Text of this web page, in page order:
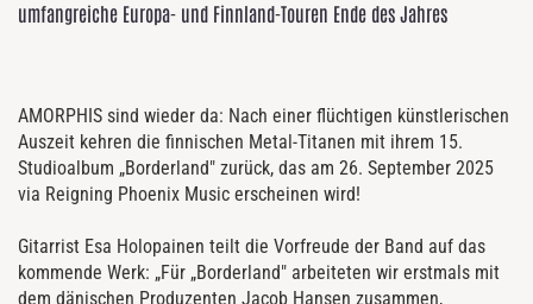
umfangreiche Europa- und Finnland-Touren Ende des Jahres
AMORPHIS sind wieder da: Nach einer flüchtigen künstlerischen
Auszeit kehren die finnischen Metal-Titanen mit ihrem 15.
Studioalbum „Borderland" zurück, das am 26. September 2025
via Reigning Phoenix Music erscheinen wird!
Gitarrist Esa Holopainen teilt die Vorfreude der Band auf das
kommende Werk: „Für „Borderland" arbeiteten wir erstmals mit
dem dänischen Produzenten Jacob Hansen zusammen,